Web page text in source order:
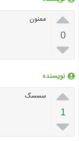

0

ممنون
نویسنده

1

سسسگ